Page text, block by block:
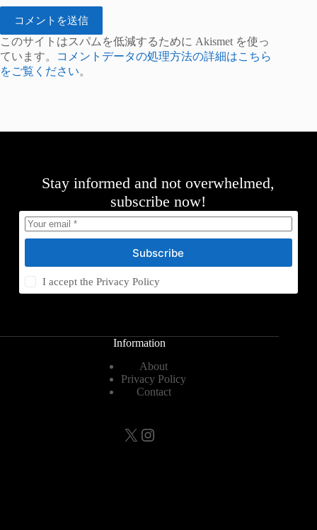
コメントを送信
このサイトはスパムを低減するために Akismet を使っ
ています。
コメントデータの処理方法の詳細はこちら
をご覧ください。
Stay informed and not overwhelmed,
subscribe now!
Subscribe
I accept thePrivacy Policy
Information
About
Privacy Policy
Contact
X Instagram